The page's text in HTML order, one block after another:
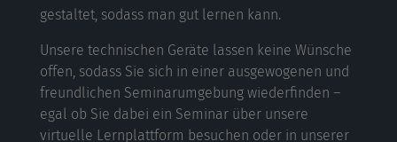
gestaltet, sodass man gut lernen kann.
Unsere technischen Geräte lassen keine Wünsche
offen, sodass Sie sich in einer ausgewogenen und
freundlichen Seminarumgebung wiederfinden –
egal ob Sie dabei ein Seminar über unsere
virtuelle Lernplattform besuchen oder in unserer